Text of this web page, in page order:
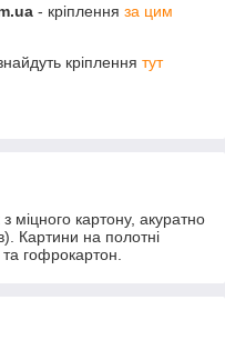
- кріплення за цим
кріплення тут
міцного картону, акуратно
Картини на полотні
гофрокартон.